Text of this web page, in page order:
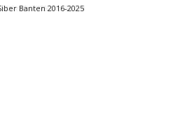
Banten 2016-2025